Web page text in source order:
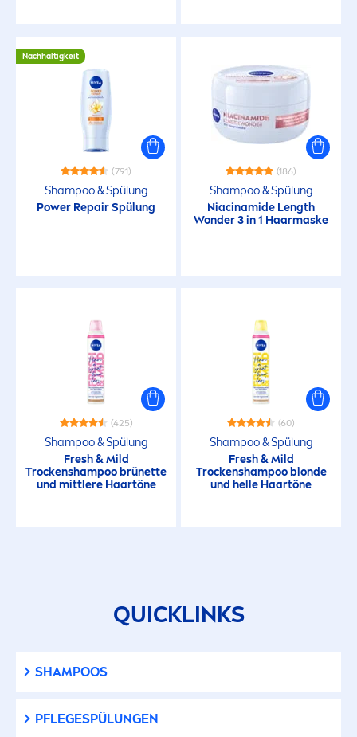
Nachhaltigkeit
(791)
Shampoo & Spülung
Power RepairSpülung
(186)
Shampoo & Spülung
Niacinamide Length
Wonder 3 in 1 Haarmaske
(425)
Shampoo & Spülung
Fresh& Mild
Trockenshampoo brünette
und mittlere Haartöne
(60)
Shampoo & Spülung
Fresh& Mild
Trockenshampoo blonde
und helle Haartöne
QUICKLINKS
SHAMPOOS
PFLEGESPÜLUNGEN